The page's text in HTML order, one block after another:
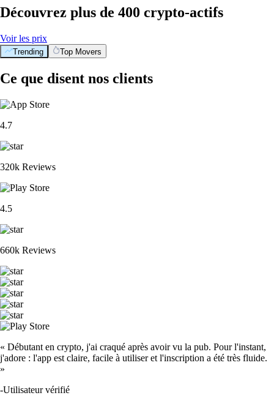
Découvrez plus de 400 crypto-actifs
Voir les prix
Trending Top Movers
Ce que disent nos clients
4.7
320k Reviews
4.5
660k Reviews
« Débutant en crypto, j'ai craqué après avoir vu la pub. Pour l'instant,
j'adore : l'app est claire, facile à utiliser et l'inscription a été très fluide.
»
-Utilisateur vérifié